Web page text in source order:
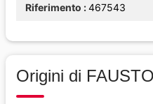
Riferimento 467543
Origini di